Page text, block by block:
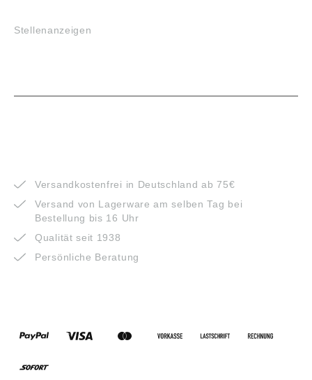
Stellenanzeigen
Versandkostenfrei in Deutschland ab 75€
Versand von Lagerware am selben Tag bei
Bestellung bis 16 Uhr
Qualität seit 1938
Persönliche Beratung